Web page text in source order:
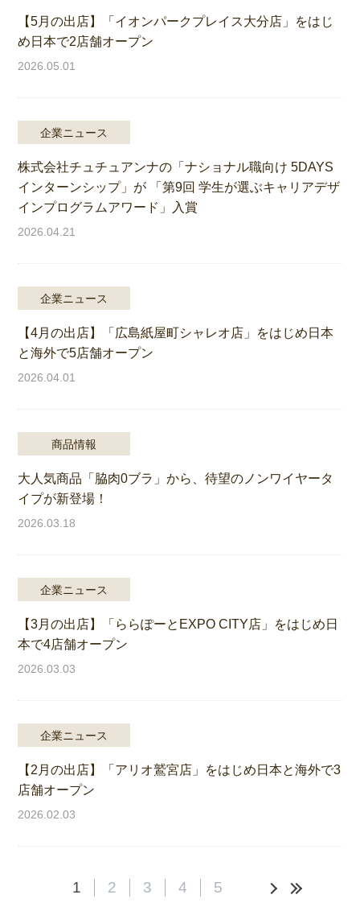
【5月の出店】「イオンパークプレイス大分店」をはじ
め日本で2店舗オープン
2026.05.01
企業ニュース
株式会社チュチュアンナの「ナショナル職向け 5DAYS
インターンシップ」が 「第9回 学生が選ぶキャリアデザ
インプログラムアワード」入賞
2026.04.21
企業ニュース
【4月の出店】「広島紙屋町シャレオ店」をはじめ日本
と海外で5店舗オープン
2026.04.01
商品情報
大人気商品「脇肉0ブラ」から、待望のノンワイヤータ
イプが新登場！
2026.03.18
企業ニュース
【3月の出店】「ららぽーとEXPO CITY店」をはじめ日
本で4店舗オープン
2026.03.03
企業ニュース
【2月の出店】「アリオ鷲宮店」をはじめ日本と海外で3
店舗オープン
2026.02.03
1 2 3 4 5